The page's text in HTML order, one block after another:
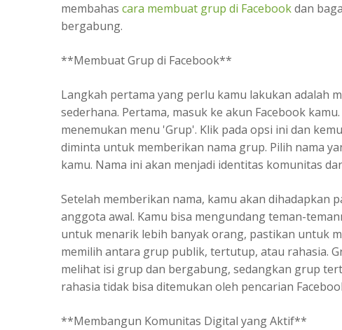
membahas cara membuat grup di Facebookdan
bergabung.
**Membuat Grup di Facebook**
Langkah pertama yang perlu kamu lakukan adalah
sederhana. Pertama, masuk ke akun Facebook
menemukan menu 'Grup'. Klik pada opsi ini dan
diminta untuk memberikan nama grup. Pilih nama
kamu. Nama ini akan menjadi identitas komunitas
Setelah memberikan nama, kamu akan dihadapkan
anggota awal. Kamu bisa mengundang teman-
untuk menarik lebih banyak orang, pastikan untuk
memilih antara grup publik, tertutup, atau rahasia.
melihat isi grup dan bergabung, sedangkan grup
rahasia tidak bisa ditemukan oleh pencarian
**Membangun Komunitas Digital yang Aktif**